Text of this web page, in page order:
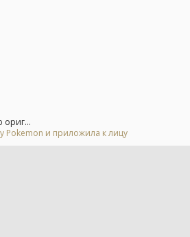
ориг...
Pokemon и приложила к лицу